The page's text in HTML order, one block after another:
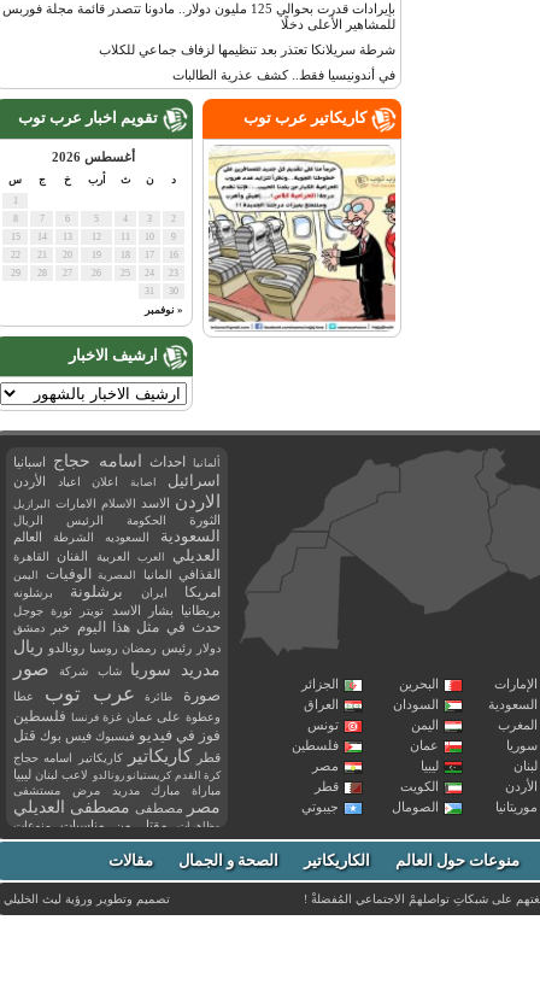
بإيرادات قدرت بحوالي 125 مليون دولار.. مادونا تتصدر قائمة مجلة فوربس
للمشاهير الأعلى دخلًا
شرطة سريلانكا تعتذر بعد تنظيمها لزفاف جماعي للكلاب
في أندونيسيا فقط.. كشف عذرية الطالبات
تقويم اخبار عرب توب
أغسطس 2026
أرب س
« نوفمبر
ارشيف الاخبار
كاريكاتير عرب توب
البحرين
الجزائر
السودان
العراق
اليمن
تونس
عمان
فلسطين
ليبيا
مصر
الكويت
قطر
الصومال جيبوتي
ألمانيا احداث اسامه حجاج اسبانيا
اسرائيل اصابة اعلان اعياد الأردن
الاردن الاسد الاسلام الامارات البرازيل
الثورة الحكومة الرئيس الريال
السعودية السعوديه الشرطة العالم
العديلي العرب العربية الفنان القاهرة
القذافي المانيا المصرية الوفيات اليمن
امريكا ايران برشلونة برشلونه
بريطانيا بشار الاسد تويتر ثورة جوجل
حدث في مثل هذا اليوم خبر دمشق
دولار رئيس رمضان روسيا رونالدو ريال
مدريد
سوريا شاب شركة صور
صورة طائرة عرب توب
عطا
وعطوة على عمان غزة فرنسا فلسطين
فوز في فيديو فيسبوك فيس بوك قتل
قطر كاريكاتير كاريكاتير اسامه حجاج
كرة القدم كريستيانو رونالدو لاعب لبنان ليبيا
مباراة مبارك مدريد مرض مستشفى
مصر مصطفى مصطفى العديلي
مظاهرات مقتل من مناسبات
منوعات
مواليد
موت ميسي ميلان نادي نشر
وفاة وفيات يوتيوب منوعات حول العالم الكاريكاتير الصحة و الجمال مقالات
على شبكاتِ تواصلهمْ الاجتماعي المُفضلةْ ! تصميم وتطوير ورؤيةليث الخليلي